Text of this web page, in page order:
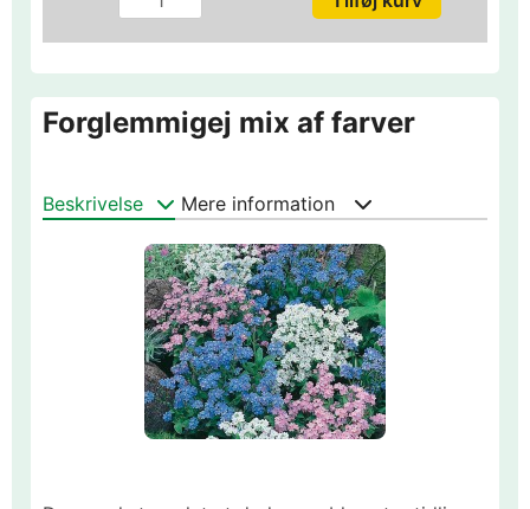
Forglemmigej mix af farver
Beskrivelse Mere information